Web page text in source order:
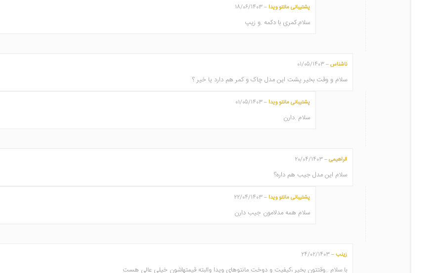
پشتیبانی مانتو ویدا –
18/06/1403
سلام.کمری با دکمه .و زیپ
ناشناس–
01/05/1403
سلام و وقت بخیر پشت این مدل چاک و کمر هم دارد یا خیر ؟
پشتیبانی مانتو ویدا –
01/05/1403
سلام .دارن
الراهیمی–
20/04/1403
سلام این مدل جیب هم داره؟
پشتیبانی مانتو ویدا –
22/04/1403
سلام همه مدلامون جیب دارن
زینب–
24/02/1403
با سلام ..وقتتون بخیر ،کیفیت و دوخت مانتوهای ویدا والبته قیمتهاشون خیلی عالی هست